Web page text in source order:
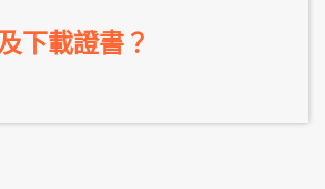
下載證書？